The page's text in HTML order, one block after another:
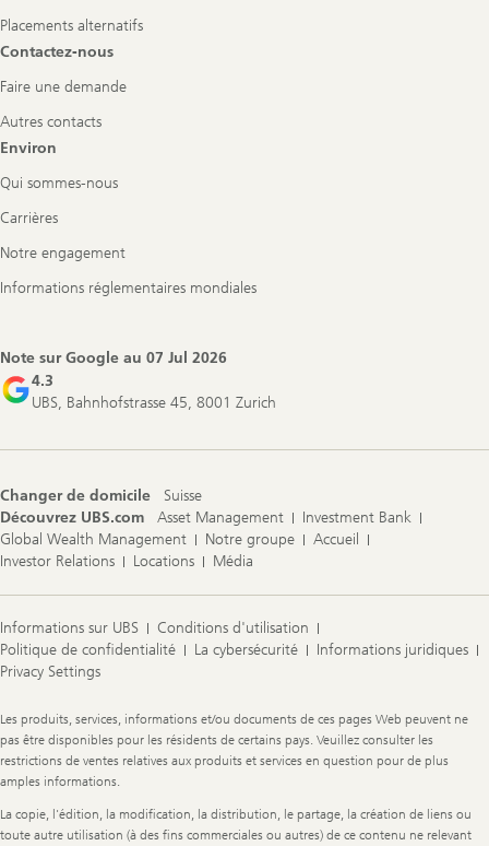
Placements alternatifs
Contactez-nous
Faire une demande
Autres contacts
Environ
Qui sommes-nous
Carrières
Notre engagement
Informations réglementaires mondiales
Note sur Google au 07 Jul 2026
4.3
UBS, Bahnhofstrasse 45, 8001 Zurich
Changer de domicile
Suisse
Découvrez UBS.com
Asset Management
Investment Bank
Global Wealth Management
Notre groupe
Accueil
Investor Relations
Locations Média
Informations sur UBS
Conditions d'utilisation
Politique de confidentialité
La cybersécurité
Informations juridiques
Privacy Settings
Legal
Information
Les produits, services, informations et/ou documents de ces pages Web peuvent ne
pas être disponibles pour les résidents de certains pays. Veuillez consulter les
restrictions de ventes relatives aux produits et services en question pour de plus
amples informations.
La copie, l'édition, la modification, la distribution, le partage, la création de liens ou
toute autre utilisation (à des fins commerciales ou autres) de ce contenu ne relevant